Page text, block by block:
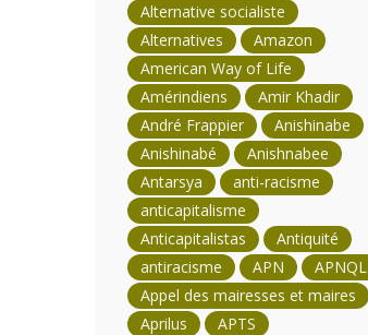
Alternative socialiste
Alternatives
Amazon
American Way of Life
Amérindiens
Amir Khadir
André Frappier
Anishinabe
Anishinabé
Anishnabee
Antarsya
anti-racisme
anticapitalisme
Anticapitalistas
Antiquité
antiracisme
APN
APNQL
Appel des mairesses et maires
Aprilus
APTS